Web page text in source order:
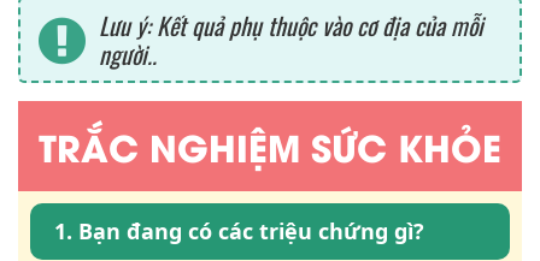
Lưu ý: Kết quả phụ thuộc vào cơ địa của mỗi
người..
TRẮC NGHIỆM SỨC KHỎE
1. Bạn đang có các triệu chứng gì?